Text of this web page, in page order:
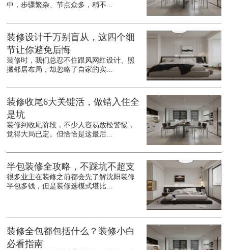
中，步骤繁杂、节点众多，稍不...
装修设计千万别盲从，这四个细
节让你避免后悔
装修时，我们总忍不住跟风网红设计、照
搬邻居布局，却忽略了自家的实...
装修收尾6大关键活，做错入住全
是坑
装修到收尾阶段，不少人容易放松警惕，
觉得大局已定。但恰恰是这最后...
半包装修全攻略，不踩坑不超支
很多业主在装修之前都会先了解沈阳装修
半包多钱，但是装修选模式堪比...
装修全包都包括什么？装修小白
必看指南